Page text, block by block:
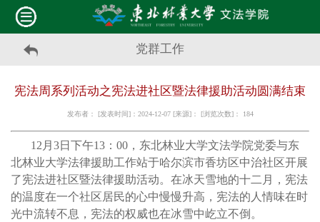
党群工作
宪法周系列活动之宪法进社区暨法律援助活动圆满结束
发布者： [发表时间]：2024-12-07 [来源]： [浏览次数]： 184
12月3日下午13：00，东北林业大学文法学院党委与东
北林业大学法律援助工作站于哈尔滨市香坊区中治社区开展
了宪法进社区暨法律援助活动。在冰天雪地的十二月，宪法
的温度在一个社区居民的心中慢慢升高，宪法的人情味在时
光中流转不息，宪法的权威也在冰雪中屹立不倒。